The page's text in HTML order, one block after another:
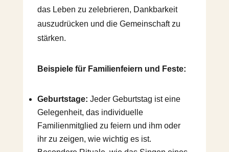
das Leben zu zelebrieren, Dankbarkeit
auszudrücken und die Gemeinschaft zu
stärken.
Beispiele für Familienfeiern und Feste:
Geburtstage: Jeder Geburtstag ist eine
Gelegenheit, das individuelle
Familienmitglied zu feiern und ihm oder
ihr zu zeigen, wie wichtig es ist.